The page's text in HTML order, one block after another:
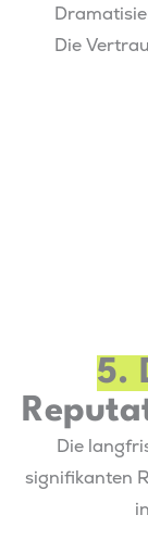
Die
5.
Die
signifikanten